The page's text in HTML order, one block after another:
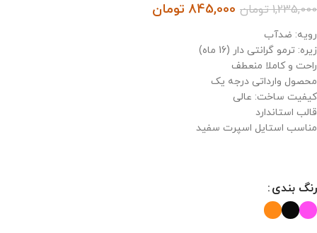
1,235,000 تومان 845,000 تومان
رویه: ضدآب
زیره: ترمو گرانتی دار (16 ماه)
راحت و کاملا منعطف
محصول وارداتی درجه یک
کیفیت ساخت: عالی
قالب استاندارد
مناسب استایل اسپرت سفید
رنگ بندی